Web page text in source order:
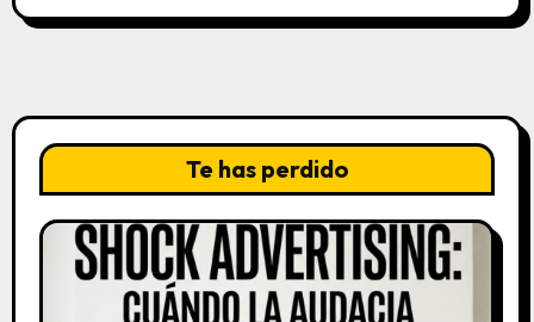
Te has perdido